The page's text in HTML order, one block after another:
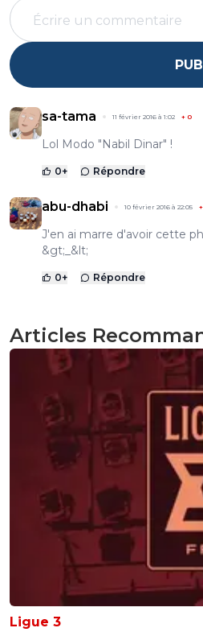
sa-tama 11 février 2016 à 1:02 + 0
Lol Modo "Nabil Dinar" !
0+ Répondre
abu-dhabi 10 février 2016 à 22:05 +
J'en ai marre d'avoir cette
&gt;_&lt;
0+ Répondre
Articles
Ligue 3